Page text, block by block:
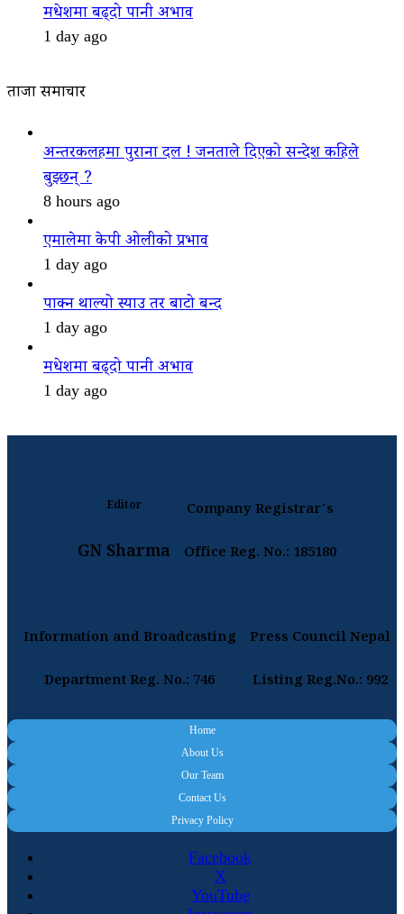
मधेशमा बढ्दो पानी अभाव
1 day ago
ताजा समाचार
अन्तरकलहमा पुराना दल ! जनताले दिएको सन्देश कहिले
बुझ्छन् ?
8 hours ago
एमालेमा केपी ओलीको प्रभाव
1 day ago
पाक्न थाल्यो स्याउ तर बाटो बन्द
1 day ago
मधेशमा बढ्दो पानी अभाव
1 day ago
Editor
GN Sharma
Company Registrar's
Office Reg. No.: 185180
Information and Broadcasting
Department Reg. No.: 746
Press Council Nepal
Listing Reg.No.: 992
Home
About Us
Our Team
Contact Us
Privacy Policy
Facebook
X
YouTube